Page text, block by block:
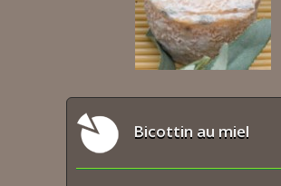
Bicottin au miel